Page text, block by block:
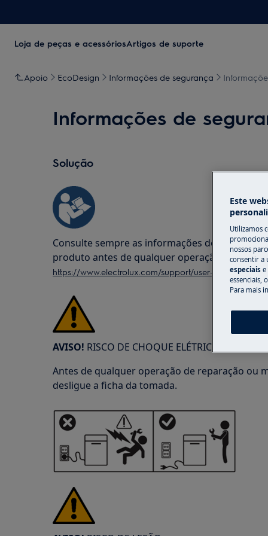
Loja de peças e acessóriosArtigos de suporte
Apoio EcoDesign Informações de segurança
Informações de
Solução
Consulte sempre as informações de
produto antes de qualquer operação de
https://www.electrolux.com/support/user-manuals/
AVISO! RISCO DE CHOQUE ELÉTRICO
Antes de qualquer operação de reparação ou
desligue a ficha da tomada.
Este
Utilizamos
nossos
consentir a
especiais e
essenciais,
Para mais